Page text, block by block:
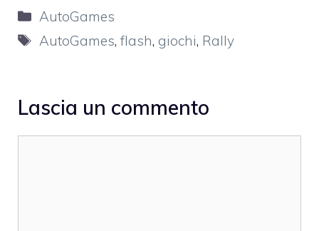
Categorie
AutoGames
Tag
AutoGames,flash, giochi, Rally
Lascia un commento